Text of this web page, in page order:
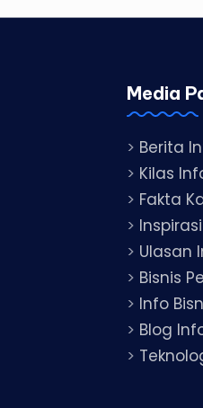
Media
> Berita
> Kilas
> Fakta
>
> Ulasan
> Bisnis
> Info
> Blog
>